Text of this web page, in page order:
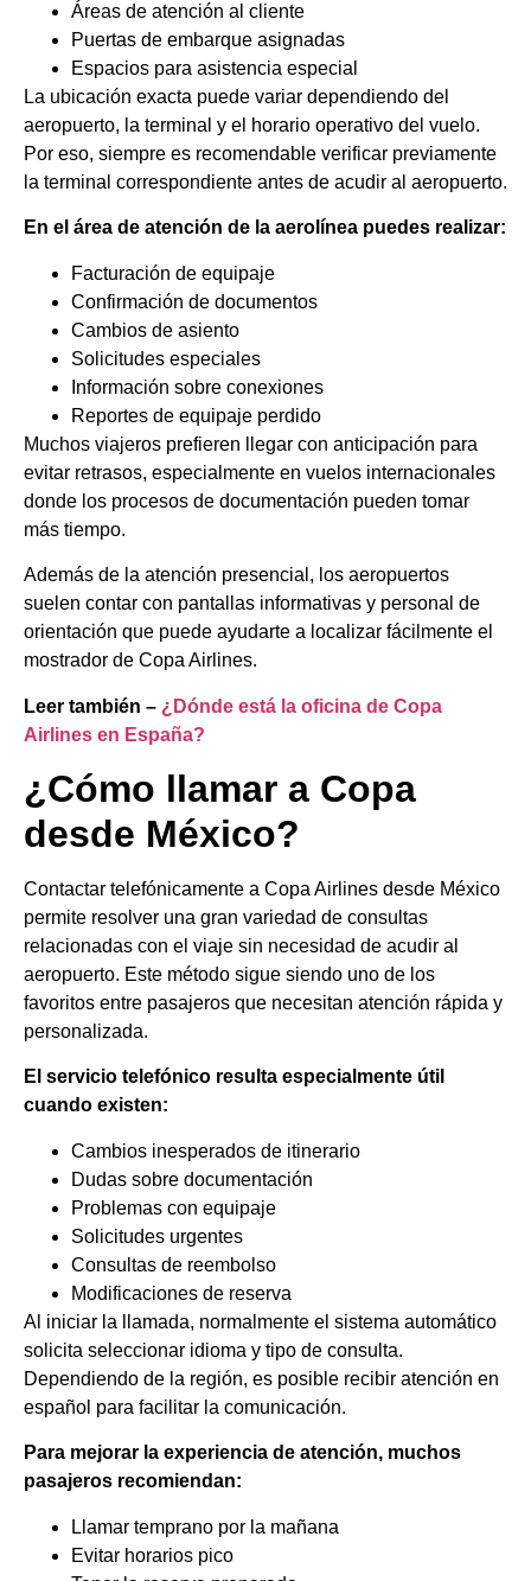
Áreas de atención al cliente
Puertas de embarque asignadas
Espacios para asistencia especial
La ubicación exacta puede variar dependiendo del
aeropuerto, la terminal y el horario operativo del vuelo.
Por eso, siempre es recomendable verificar previamente
la terminal correspondiente antes de acudir al aeropuerto.
En el área de atención de la aerolínea puedes realizar:
Facturación de equipaje
Confirmación de documentos
Cambios de asiento
Solicitudes especiales
Información sobre conexiones
Reportes de equipaje perdido
Muchos viajeros prefieren llegar con anticipación para
evitar retrasos, especialmente en vuelos internacionales
donde los procesos de documentación pueden tomar
más tiempo.
Además de la atención presencial, los aeropuertos
suelen contar con pantallas informativas y personal de
orientación que puede ayudarte a localizar fácilmente el
mostrador de Copa Airlines.
Leer también – ¿Dónde está la oficina de Copa
Airlines en España?
¿Cómo llamar a Copa
desde México?
Contactar telefónicamente a Copa Airlines desde México
permite resolver una gran variedad de consultas
relacionadas con el viaje sin necesidad de acudir al
aeropuerto. Este método sigue siendo uno de los
favoritos entre pasajeros que necesitan atención rápida y
personalizada.
El servicio telefónico resulta especialmente útil
cuando existen:
Cambios inesperados de itinerario
Dudas sobre documentación
Problemas con equipaje
Solicitudes urgentes
Consultas de reembolso
Modificaciones de reserva
Al iniciar la llamada, normalmente el sistema automático
solicita seleccionar idioma y tipo de consulta.
Dependiendo de la región, es posible recibir atención en
español para facilitar la comunicación.
Para mejorar la experiencia de atención, muchos
pasajeros recomiendan:
Llamar temprano por la mañana
Evitar horarios pico